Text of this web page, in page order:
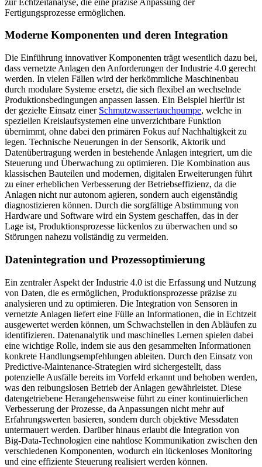
Fertigungsprozesse ermöglichen.
Moderne Komponenten und deren Integration
Die Einführung innovativer Komponenten trägt wesentlich dazu bei,
dass vernetzte Anlagen den Anforderungen der Industrie 4.0 gerecht
werden. In vielen Fällen wird der herkömmliche Maschinenbau
durch modulare Systeme ersetzt, die sich flexibel an wechselnde
Produktionsbedingungen anpassen lassen. Ein Beispiel hierfür ist
der gezielte Einsatz einer Schmutzwassertauchpumpe, welche in
speziellen Kreislaufsystemen eine unverzichtbare Funktion
übernimmt, ohne dabei den primären Fokus auf Nachhaltigkeit zu
legen. Technische Neuerungen in der Sensorik, Aktorik und
Datenübertragung werden in bestehende Anlagen integriert, um die
Steuerung und Überwachung zu optimieren. Die Kombination aus
klassischen Bauteilen und modernen, digitalen Erweiterungen führt
zu einer erheblichen Verbesserung der Betriebseffizienz, da die
Anlagen nicht nur autonom agieren, sondern auch eigenständig
diagnostizieren können. Durch die sorgfältige Abstimmung von
Hardware und Software wird ein System geschaffen, das in der
Lage ist, Produktionsprozesse lückenlos zu überwachen und so
Störungen nahezu vollständig zu vermeiden.
Datenintegration und Prozessoptimierung
Ein zentraler Aspekt der Industrie 4.0 ist die Erfassung und Nutzung
von Daten, die es ermöglichen, Produktionsprozesse präzise zu
analysieren und zu optimieren. Die Integration von Sensoren in
vernetzte Anlagen liefert eine Fülle an Informationen, die in Echtzeit
ausgewertet werden können, um Schwachstellen in den Abläufen zu
identifizieren. Datenanalytik und maschinelles Lernen spielen dabei
eine wichtige Rolle, indem sie aus den gesammelten Informationen
konkrete Handlungsempfehlungen ableiten. Durch den Einsatz von
Predictive-Maintenance-Strategien wird sichergestellt, dass
potenzielle Ausfälle bereits im Vorfeld erkannt und behoben werden,
was den reibungslosen Betrieb der Anlagen gewährleistet. Diese
datengetriebene Herangehensweise führt zu einer kontinuierlichen
Verbesserung der Prozesse, da Anpassungen nicht mehr auf
Erfahrungswerten basieren, sondern durch objektive Messdaten
untermauert werden. Darüber hinaus erlaubt die Integration von
Big-Data-Technologien eine nahtlose Kommunikation zwischen den
verschiedenen Komponenten, wodurch ein lückenloses Monitoring
und eine effiziente Steuerung realisiert werden können.